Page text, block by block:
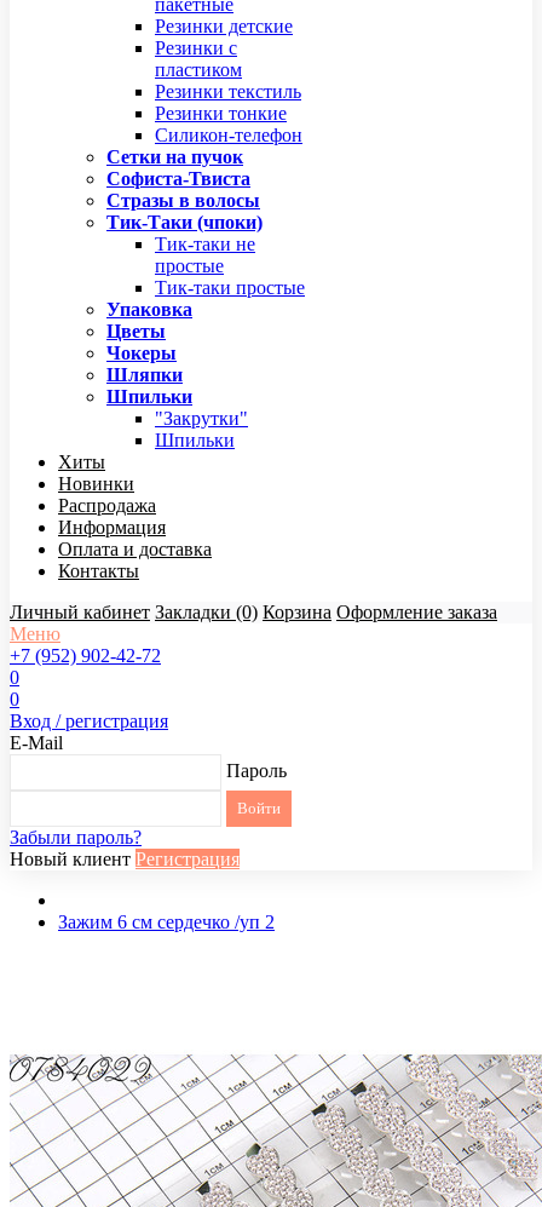
пакетные
Резинки детские
Резинки с
пластиком
Резинки текстиль
Резинки тонкие
Силикон-телефон
Сетки на пучок
Софиста-Твиста
Стразы в волосы
Тик-Таки (чпоки)
Тик-таки не
простые
Тик-таки простые
Упаковка
Цветы
Чокеры
Шляпки
Шпильки
"Закрутки"
Шпильки
Хиты
Новинки
Распродажа
Информация
Оплата и доставка
Контакты
Личный кабинет Закладки (0) Корзина Оформление заказа
Меню
+7 (952) 902-42-72
0
0
Вход / регистрация
E-Mail
Пароль
Забыли пароль?
Новый клиент Регистрация
Зажим 6 см сердечко /уп 2